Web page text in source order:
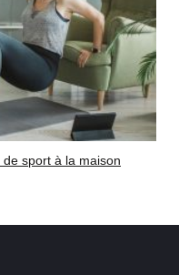
sport à la maison